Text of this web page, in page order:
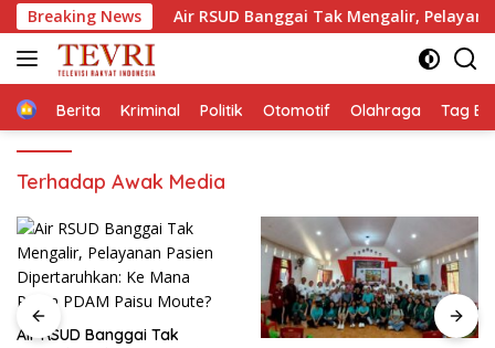
Langsung
ke
konten
Breaking NewsAir RSUD Banggai Tak Mengalir, Pelayanan
HomeBerita Kriminal Politik Otomotif Olahraga Tag
Terhadap Awak Media